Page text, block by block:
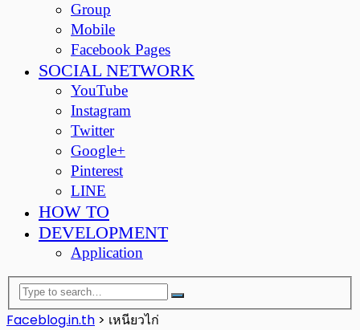
Group
Mobile
Facebook Pages
SOCIAL NETWORK
YouTube
Instagram
Twitter
Google+
Pinterest
LINE
HOW TO
DEVELOPMENT
Application
Faceblog.in.th > เหนียวไก่